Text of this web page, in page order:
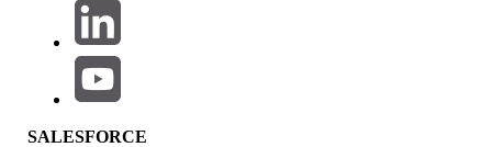
Impacto do recurso
SALESFORCE